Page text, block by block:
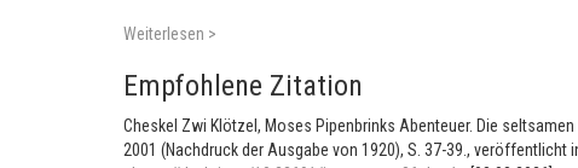
Weiterlesen >
Empfohlene Zitation
Cheskel Zwi Klötzel, Moses Pipenbrinks Abenteuer. Die
2001 (Nachdruck der Ausgabe von 1920), S. 37-39.,